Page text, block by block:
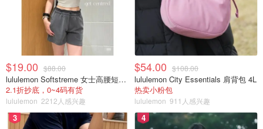
$19.00 $88.00
lululemon Softstreme 女士高腰短裤 10cm
2.1折抄底，0~4码有货
lululemon 2212人感兴趣
$54.00 $108.00
lululemon City Essentials 肩背包 4L
热卖小粉包
lululemon 911人感兴趣
3 4